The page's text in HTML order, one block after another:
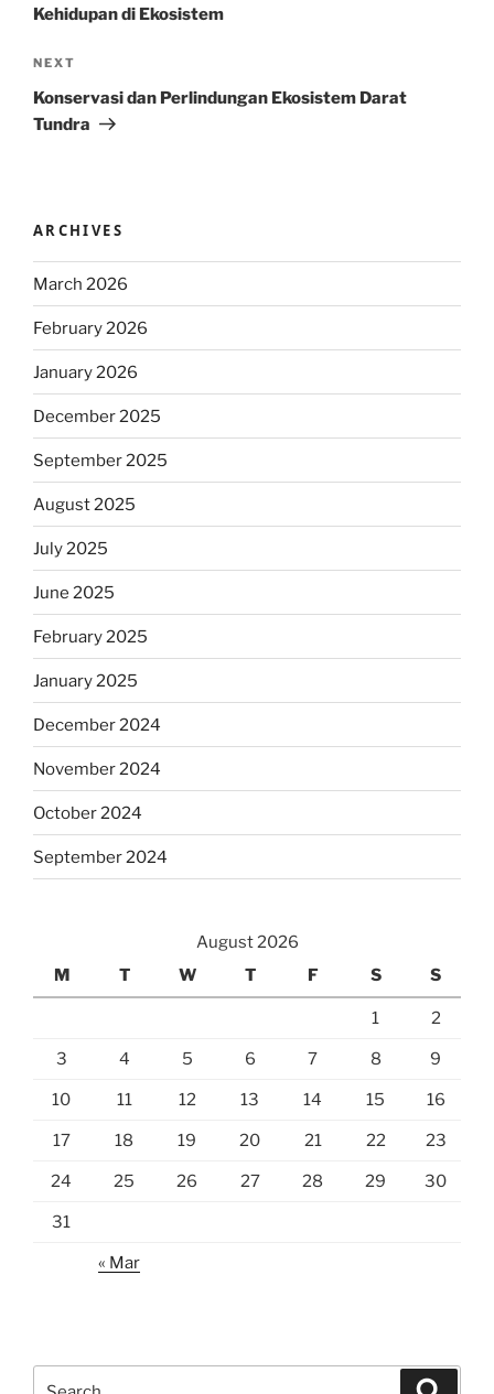
Kehidupan di Ekosistem
Next
Post
NEXT
Konservasi dan Perlindungan Ekosistem Darat
Tundra
ARCHIVES
March 2026
February 2026
January 2026
December 2025
September 2025
August 2025
July 2025
June 2025
February 2025
January 2025
December 2024
November 2024
October 2024
September 2024
August 2026
M
T W T F S S
1 2
3 4 5 6 7 8 9
10 11 12 13 14 15 16
17 18 19 20 21 22 23
24 25 26 27 28 29 30
31
« Mar